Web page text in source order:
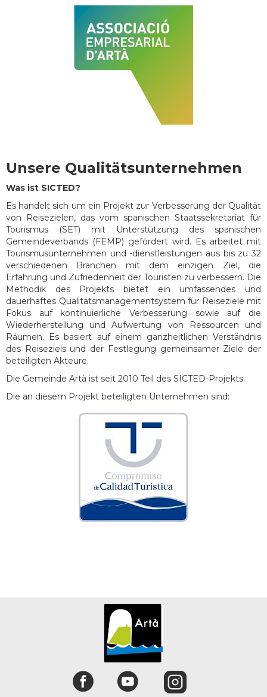
Unsere Qualitätsunternehmen
Was ist SICTED?
Es handelt sich um ein Projekt zur Verbesserung der Qualität
von Reisezielen, das vom spanischen Staatssekretariat für
Tourismus (SET) mit Unterstützung des spanischen
Gemeindeverbands (FEMP) gefördert wird. Es arbeitet mit
Tourismusunternehmen und -dienstleistungen aus bis zu 32
verschiedenen Branchen mit dem einzigen Ziel, die
Erfahrung und Zufriedenheit der Touristen zu verbessern. Die
Methodik des Projekts bietet ein umfassendes und
dauerhaftes Qualitätsmanagementsystem für Reiseziele mit
Fokus auf kontinuierliche Verbesserung sowie auf die
Wiederherstellung und Aufwertung von Ressourcen und
Räumen. Es basiert auf einem ganzheitlichen Verständnis
des Reiseziels und der Festlegung gemeinsamer Ziele der
beteiligten Akteure.
Die Gemeinde Artà ist seit 2010 Teil des SICTED-Projekts.
Die an diesem Projekt beteiligten Unternehmen sind: